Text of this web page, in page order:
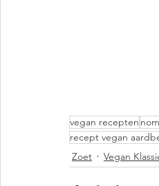
vegan recepten
recept vegan
Zoet
Vegan